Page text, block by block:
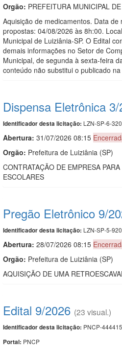
Orgão: PREFEITURA MUNICIPAL
Aquisição de medicamentos. Data
propostas: 04/08/2026 às 8h:00.
Municipal de Luiziânia-SP. O Edital
demais informações no Setor de
Municipal, de segunda à sexta-feira
conteúdo não substitui o publicado
Dispensa Eletrônica
Identificador desta licitação: LZN-SP-6-
Abertura: 31/07/2026 08:15
Orgão: Prefeitura de Luiziânia (SP)
CONTRATAÇÃO DE EMPRESA
ESCOLARES
Pregão Eletrônico 9/
Identificador desta licitação: LZN-SP-5-
Abertura: 28/07/2026 08:15
Orgão: Prefeitura de Luiziânia (SP)
AQUISIÇÃO DE UMA
Edital 9/2026 (23 visual.)
Identificador desta licitação: PNCP-
Portal: PNCP